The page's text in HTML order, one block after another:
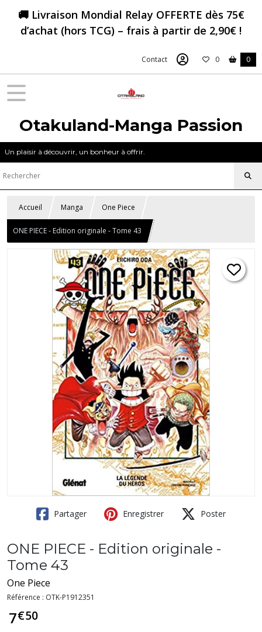
🚚 Livraison Mondial Relay OFFERTE dès 75€
d’achat (hors TCG) – frais à partir de 2,90€ !
Contact 0 0
Otakuland-Manga Passion
Un plaisir à découvrir, un bonheur à offrir.
Accueil Manga One Piece
ONE PIECE - Edition originale - Tome 43
Partager Enregistrer Poster
ONE PIECE - Edition originale -
Tome 43
One Piece
Référence : OTK-P1912351
7€50